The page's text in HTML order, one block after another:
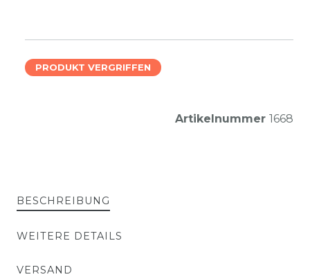
PRODUKT VERGRIFFEN
Artikelnummer 1668
BESCHREIBUNG
WEITERE DETAILS
VERSAND